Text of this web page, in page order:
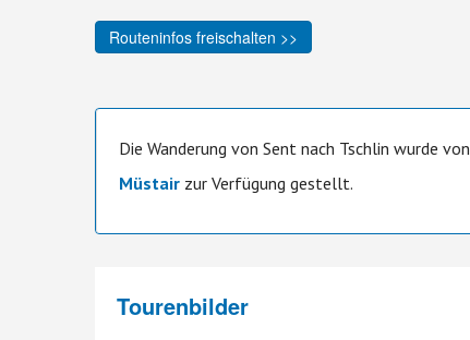
Routeninfos freischalten >>
Die Wanderung von Sent nach Tschlin wurde von
Müstair zur Verfügung gestellt.
Tourenbilder